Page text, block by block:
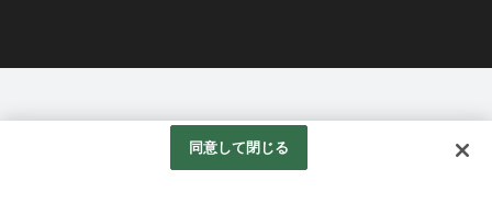
同意して閉じる